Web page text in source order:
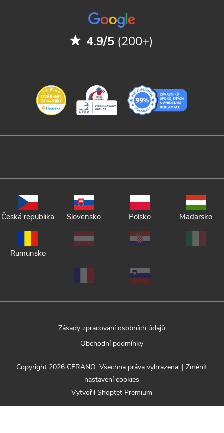
4.9/5 (200+)
Česká republika Slovensko Polsko Maďarsko
Rumunsko
Zásady zpracování osobních údajů
Obchodní podmínky
Vytvořil Shoptet Premium
Copyright 2026 CERANO. Všechna práva vyhrazena. | Změnit
nastavení cookies